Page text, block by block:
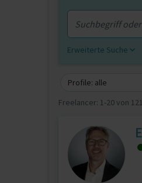
Erweiterte Suche
Profile: alle
Freelancer: 1-20 von